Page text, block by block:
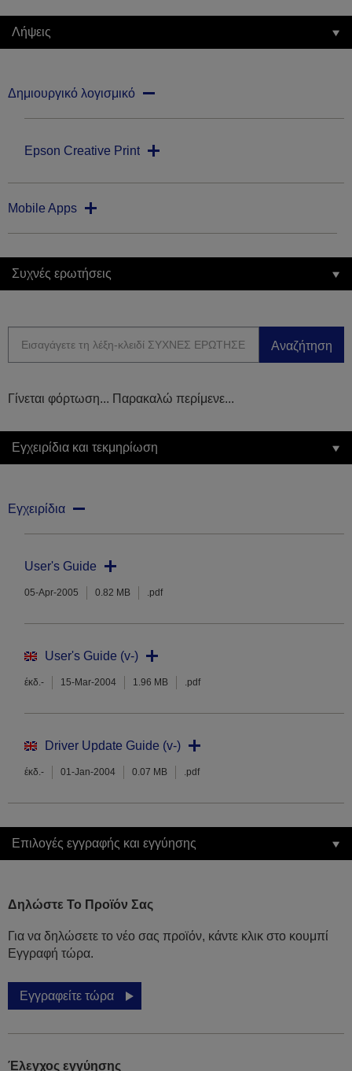
Λήψεις
Δημιουργικό λογισμικό
Epson Creative Print
Mobile Apps
Συχνές ερωτήσεις
Αναζήτηση
Γίνεται φόρτωση... Παρακαλώ περίμενε...
Εγχειρίδια και τεκμηρίωση
Εγχειρίδια
User's Guide
05-Apr-2005 0.82 MB .pdf
User's Guide (v-)
έκδ.- 15-Mar-2004 1.96 MB .pdf
Driver Update Guide (v-)
έκδ.- 01-Jan-2004 0.07 MB .pdf
Επιλογές εγγραφής και εγγύησης
Δηλώστε Το Προϊόν Σας
Για να δηλώσετε το νέο σας προϊόν, κάντε κλικ στο κουμπί
Εγγραφή τώρα.
Εγγραφείτε τώρα
Έλεγχος εγγύησης